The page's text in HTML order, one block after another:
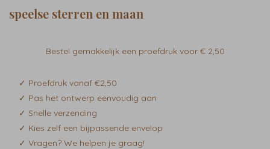
speelse sterren en maan
Bestel gemakkelijk een proefdruk voor € 2,50
✓ Proefdruk vanaf €2,50
✓ Pas het ontwerp eenvoudig aan
✓ Snelle verzending
✓ Kies zelf een bijpassende envelop
✓ Vragen? We helpen je graag!